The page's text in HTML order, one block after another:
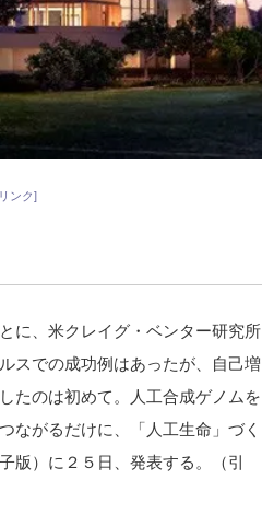
ンク]
に、米クレイグ・ベンター研究所
スでの成功例はあったが、自己増
たのは初めて。人工合成ゲノムを
ながるだけに、「人工生命」づく
版）に２５日、発表する。（引